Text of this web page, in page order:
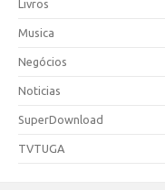
Livros
Musica
Negócios
Noticias
SuperDownload
TVTUGA